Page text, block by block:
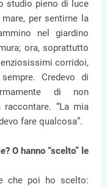
studio pieno di luce
per sentirne la
nel giardino
ora, soprattutto
corridoi,
Credevo di
di non
“La mia
fare qualcosa”.
O hanno “scelto” le
che poi ho scelto: